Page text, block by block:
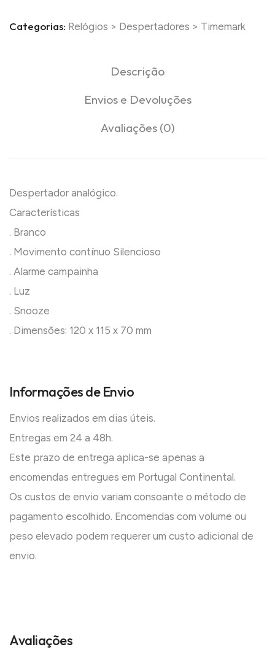
Categorias: Relógios > Despertadores > Timemark
Descrição
Envios e Devoluções
Avaliações (0)
Despertador analógico.
Características
. Branco
. Movimento contínuo Silencioso
. Alarme campainha
. Luz
. Snooze
. Dimensões: 120 x 115 x 70 mm
Informações de Envio
Envios realizados em dias úteis.
Entregas em 24 a 48h.
Este prazo de entrega aplica-se apenas a
encomendas entregues em Portugal Continental.
Os custos de envio variam consoante o método de
pagamento escolhido. Encomendas com volume ou
peso elevado podem requerer um custo adicional de
envio.
Avaliações